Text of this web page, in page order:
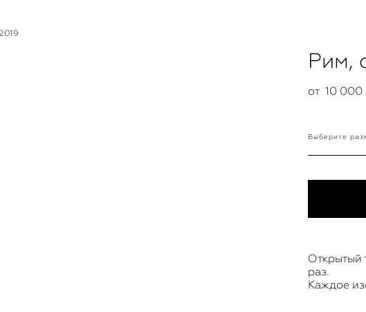
Рим,
от 10 000
Выберите
Открытый
раз.
Каждое